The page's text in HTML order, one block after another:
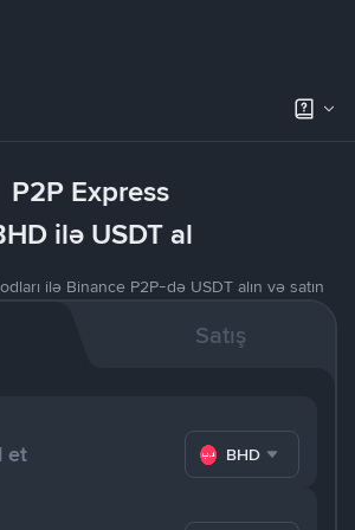
P2P Express
ilə USDT al
ilə Binance P2P-də USDT alın və satın
Satış
BHD